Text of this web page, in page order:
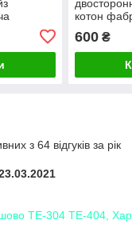
котон
600₴
з 64 відгуків за рік
ТЕ-304 ТЕ-404,